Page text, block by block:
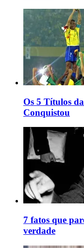
Os 5 Títulos
Conquistou
7 fatos que
verdade